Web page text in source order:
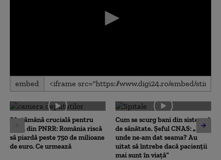
0
seconds
0
seconds
embed
Săptămână crucială pentru
banii din PNRR: România riscă
să piardă peste 750 de milioane
de euro. Ce urmează
Cum se scurg bani din sistemul
de sănătate. Șeful CNAS: „De
unde ne-am dat seama? Au
uitat să întrebe dacă pacienții
mai sunt în viață”